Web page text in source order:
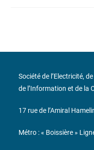
Société de l’Electricité,
de l’Information et de la
17 rue de l’Amiral
Métro : « Boissière »